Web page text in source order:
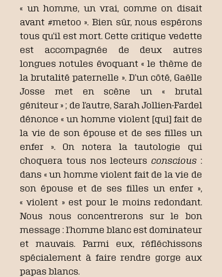
« un homme, un vrai, comme on disait
avant #metoo ». Bien sûr, nous espérons
tous qu’il est mort. Cette critique vedette
est accompagnée de deux autres
longues notules évoquant « le thème de
la brutalité paternelle ». D’un côté, Gaëlle
Josse met en scène un « brutal
géniteur » ; de l’autre, Sarah Jollien-Fardel
dénonce « un homme violent [qui] fait de
la vie de son épouse et de ses filles un
enfer ». On notera la tautologie qui
choquera tous nos lecteursconscious:
dans « un homme violent fait de la vie de
son épouse et de ses filles un enfer »,
« violent » est pour le moins redondant.
Nous nous concentrerons sur le bon
message : l’homme blanc est dominateur
et mauvais. Parmi eux, réfléchissons
spécialement à faire rendre gorge aux
papas blancs.